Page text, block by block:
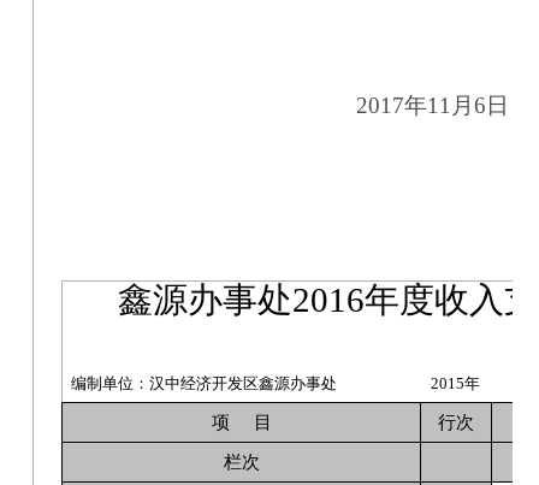
2017年11月6日
鑫源办事处2016年度收入
编制单位：汉中经济开发区鑫源办事处 2015年
项 目 行次
栏次